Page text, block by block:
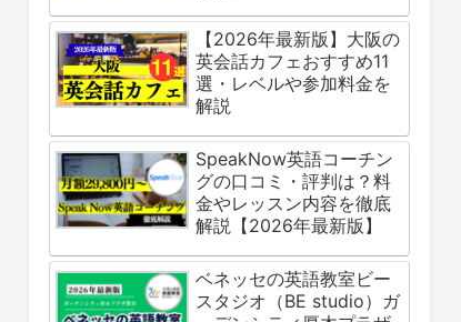
【2026年最新版】大阪の
英会話カフェおすすめ11
選・レベルや参加料金を
解説
SpeakNow英語コーチン
グの口コミ・評判は？料
金やレッスン内容を徹底
解説【2026年最新版】
ベネッセの英語教室ビー
スタジオ（BE studio）ガ